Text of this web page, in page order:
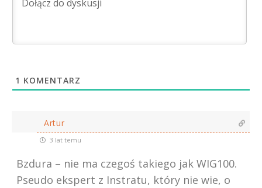
1 KOMENTARZ
Artur
3 lat temu
Bzdura – nie ma czegoś takiego jak WIG100.
Pseudo ekspert z Instratu, który nie wie, o